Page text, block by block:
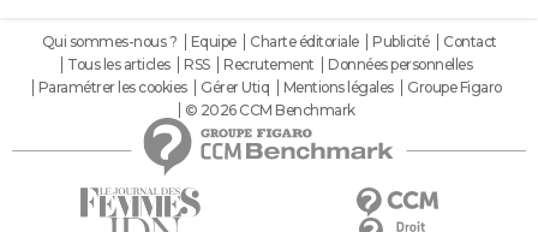
Qui sommes-nous ? Equipe Charte éditoriale Publicité
Contact
Tous les articles
RSS Recrutement
Données personnelles
Paramétrer les cookies
Gérer Utiq Mentions légales
Groupe Figaro
© 2026 CCM Benchmark